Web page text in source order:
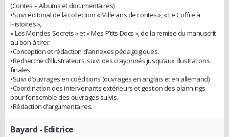
(Contes – Albums et documentaires)
•Suivi éditorial de la collection « Mille ans de contes », « Le Coffre à
Histoires »,
« Les Mondes Secrets » et « Mes P’tits Docs », de la remise du manuscrit
au bon à tirer.
•Conception et rédaction d’annexes pédagogiques.
•Recherche d’illustrateurs, suivi des crayonnés jusqu’aux illustrations
finales.
•Suivi d’ouvrages en coéditions (ouvrages en anglais et en allemand).
•Coordination des intervenants extérieurs et gestion des plannings
pour l’ensemble des ouvrages suivis.
•Rédaction d’argumentaires.
Bayard - Editrice